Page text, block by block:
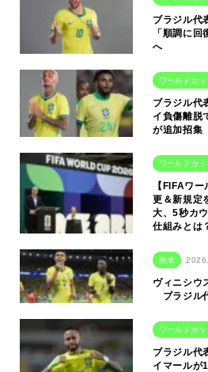
ブラジル代
「順調に
へ
ワールドカッ
ブラジル代
イ負傷離脱
が追加招集
ワールドカッ
【FIFAワ
更＆新規定
大、5秒カ
仕組みとは
南米
ヴィニシウ
ブラジル
ワールドカッ
ブラジル代
イマールが